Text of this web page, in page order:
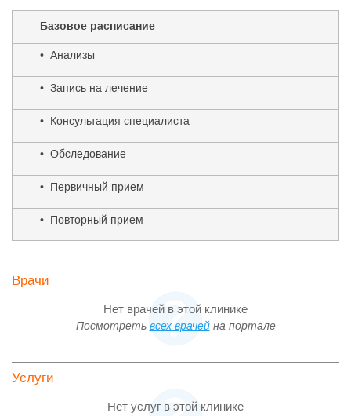
Базовое расписание
• Анализы
• Запись на лечение
• Консультация специалиста
• Обследование
• Первичный прием
• Повторный прием
Врачи
Нет врачей в этой клинике
Посмотреть всех врачейна портале
Услуги
Нет услуг в этой клинике